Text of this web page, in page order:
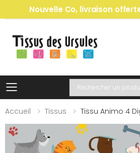
Nouvelle Co, livraison
Toggle mobile
Recherche
Accueil
Tissus Tissu Animo 4